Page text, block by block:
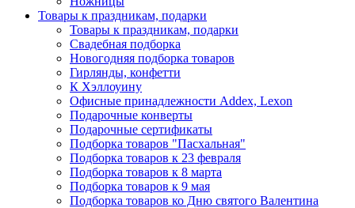
Товары к праздникам, подарки
Товары к праздникам, подарки
Свадебная подборка
Новогодняя подборка товаров
Гирлянды, конфетти
К Хэллоуину
Офисные принадлежности Addex, Lexon
Подарочные конверты
Подарочные сертификаты
Подборка товаров "Пасхальная"
Подборка товаров к 23 февраля
Подборка товаров к 8 марта
Подборка товаров к 9 мая
Подборка товаров ко Дню святого Валентина